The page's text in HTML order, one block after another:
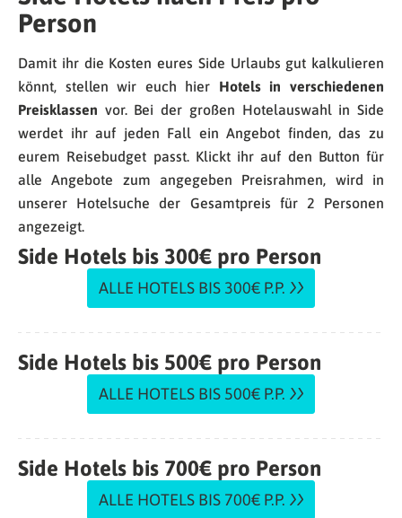
Person
Damit ihr die Kosten eures Side Urlaubs gut kalkulieren
könnt, stellen wir euch hier Hotels in verschiedenen
Preisklassen vor. Bei der großen Hotelauswahl in Side
werdet ihr auf jeden Fall ein Angebot finden, das zu
eurem Reisebudget passt. Klickt ihr auf den Button für
alle Angebote zum angegeben Preisrahmen, wird in
unserer Hotelsuche der Gesamtpreis für 2 Personen
angezeigt.
Side Hotels bis 300€ pro Person
ALLE HOTELS BIS 300€ P.P.
Side Hotels bis 500€ pro Person
ALLE HOTELS BIS 500€ P.P.
Side Hotels bis 700€ pro Person
ALLE HOTELS BIS 700€ P.P.